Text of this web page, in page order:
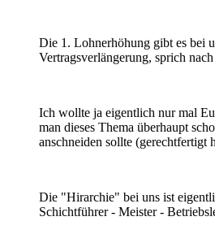
Die 1. Lohnerhöhung gibt es bei
Vertragsverlängerung, sprich nach
Ich wollte ja eigentlich nur mal
man dieses Thema überhaupt
anschneiden sollte (gerechtfertigt
Die "Hirarchie" bei uns ist
Schichtführer - Meister -